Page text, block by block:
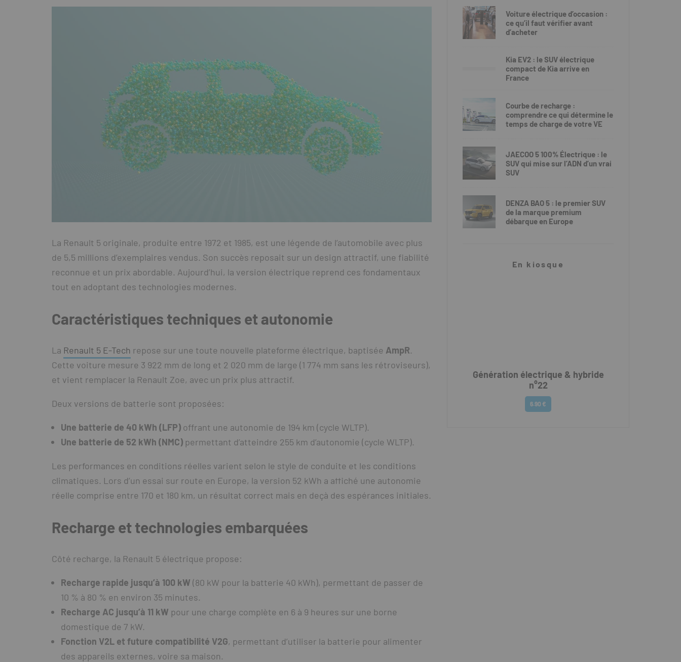
La Renault 5 originale, produite entre 1972 et 1985, est une légende de l’automobile avec plus
de 5,5 millions d’exemplaires vendus. Son succès reposait sur un design attractif, une fiabilité
reconnue et un prix abordable. Aujourd’hui, la version électrique reprend ces fondamentaux
tout en adoptant des technologies modernes.
Caractéristiques techniques et autonomie
La Renault 5 E-Tech repose sur une toute nouvelle plateforme électrique, baptisée AmpR.
Cette voiture mesure 3 922 mm de long et 2 020 mm de large (1 774 mm sans les rétroviseurs),
et vient remplacer la Renault Zoe, avec un prix plus attractif.
Deux versions de batterie sont proposées:
Une batterie de 40 kWh (LFP) offrant une autonomie de 194 km (cycle WLTP).
Une batterie de 52 kWh (NMC) permettant d’atteindre 255 km d’autonomie (cycle WLTP).
Les performances en conditions réelles varient selon le style de conduite et les conditions
climatiques. Lors d’un essai sur route en Europe, la version 52 kWh a affiché une autonomie
réelle comprise entre 170 et 180 km, un résultat correct mais en deçà des espérances initiales.
Recharge et technologies embarquées
Côté recharge, la Renault 5 électrique propose:
Recharge rapide jusqu’à 100 kW (80 kW pour la batterie 40 kWh), permettant de passer de
10 % à 80 % en environ 35 minutes.
Recharge AC jusqu’à 11 kW pour une charge complète en 6 à 9 heures sur une borne
domestique de 7 kW.
Fonction V2L et future compatibilité V2G, permettant d’utiliser la batterie pour alimenter
des appareils externes, voire sa maison.
Voiture électrique d’occasion :
ce qu’il faut vérifier avant
d’acheter
Kia EV2 : le SUV électrique
compact de Kia arrive en
France
Courbe de recharge :
comprendre ce qui détermine le
temps de charge de votre VE
JAECOO 5 100% Électrique : le
SUV qui mise sur l’ADN d’un vrai
SUV
DENZA BAO 5 : le premier SUV
de la marque premium
débarque en Europe
En kiosque